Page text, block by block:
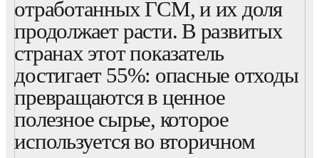
отработанных ГСМ, и их доля
продолжает расти. В развитых
странах этот показатель
достигает 55%: опасные отходы
превращаются в ценное
полезное сырье, которое
используется во вторичном